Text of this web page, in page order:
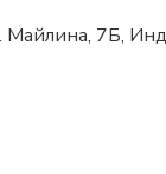
Майлина, 7Б,